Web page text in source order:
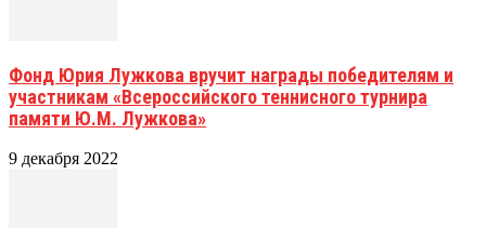
Фонд Юрия Лужкова вручит награды победителям и
участникам «Всероссийского теннисного турнира
памяти Ю.М. Лужкова»
9 декабря 2022